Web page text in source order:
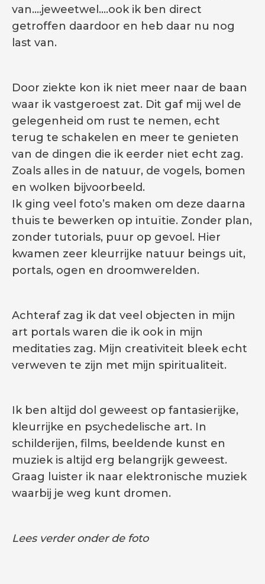
van….jeweetwel….ook ik ben direct
getroffen daardoor en heb daar nu nog
last van.
Door ziekte kon ik niet meer naar de baan
waar ik vastgeroest zat. Dit gaf mij wel de
gelegenheid om rust te nemen, echt
terug te schakelen en meer te genieten
van de dingen die ik eerder niet echt zag.
Zoals alles in de natuur, de vogels, bomen
en wolken bijvoorbeeld.
Ik ging veel foto’s maken om deze daarna
thuis te bewerken op intuïtie. Zonder plan,
zonder tutorials, puur op gevoel. Hier
kwamen zeer kleurrijke natuur beings uit,
portals, ogen en droomwerelden.
Achteraf zag ik dat veel objecten in mijn
art portals waren die ik ook in mijn
meditaties zag. Mijn creativiteit bleek echt
verweven te zijn met mijn spiritualiteit.
Ik ben altijd dol geweest op fantasierijke,
kleurrijke en psychedelische art. In
schilderijen, films, beeldende kunst en
muziek is altijd erg belangrijk geweest.
Graag luister ik naar elektronische muziek
waarbij je weg kunt dromen.
Lees verder onder de foto